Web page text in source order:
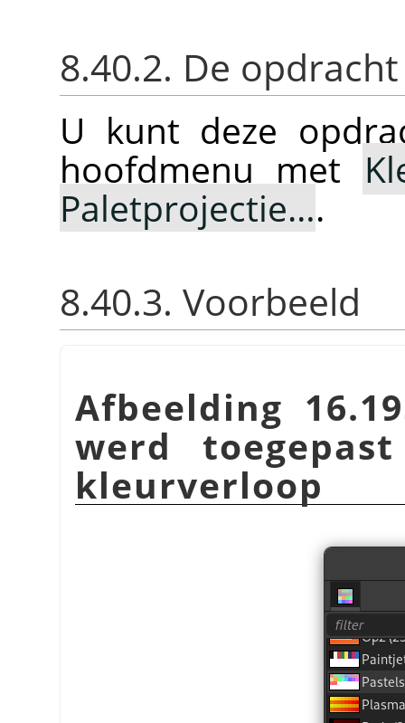
8.40.2. De
U kunt deze
hoofdmenu met
Paletprojectie….
8.40.3. Voorbeeld
Afbeelding
werd
kleurverloop